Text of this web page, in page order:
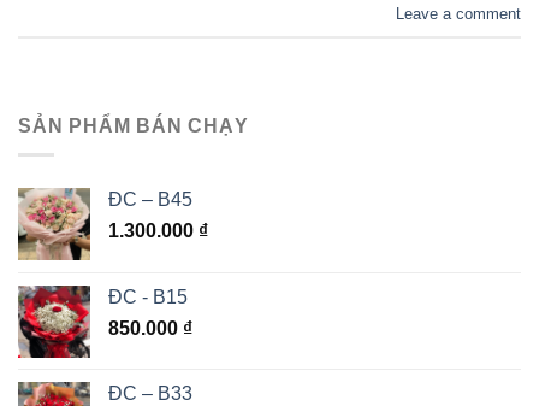
Leave a comment
SẢN PHẨM BÁN CHẠY
ĐC – B45
1.300.000 ₫
ĐC - B15
850.000 ₫
ĐC – B33